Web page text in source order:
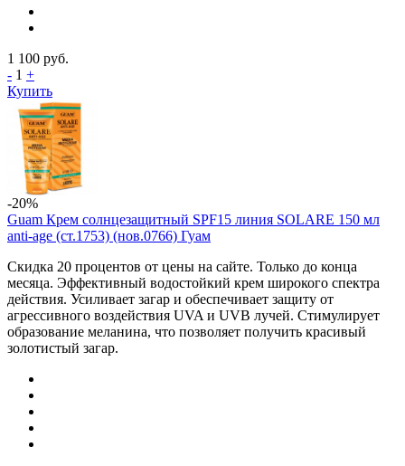
1 100 руб.
- 1 +
Купить
-20%
Guam Крем солнцезащитный SPF15 линия SOLARE 150 мл
anti-age (ст.1753) (нов.0766) Гуам
Скидка 20 процентов от цены на сайте. Только до конца
месяца. Эффективный водостойкий крем широкого спектра
действия. Усиливает загар и обеспечивает защиту от
агрессивного воздействия UVA и UVB лучей. Стимулирует
образование меланина, что позволяет получить красивый
золотистый загар.